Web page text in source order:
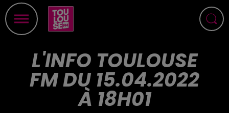
L'INFO TOULOUSE
FM DU 15.04.2022
À 18H01